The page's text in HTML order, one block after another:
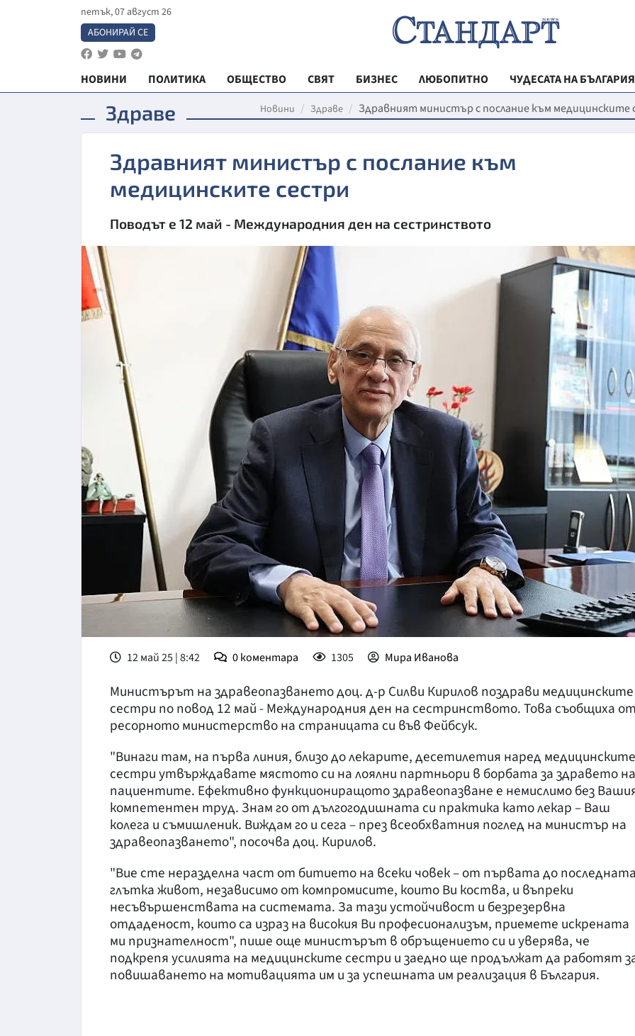
петък, 07 август 26
АБОНИРАЙ СЕ
НОВИНИ ПОЛИТИКА ОБЩЕСТВО СВЯТ БИЗНЕС ЛЮБОПИТНО
ЧУДЕСАТА НА БЪЛГАРИЯ
РЕГИОНАЛНИ
ВЕСТНИК
ТЕХНОЛОГИИ
ДА!НА
ДА! НА
КУЛТУРА
ПРАВОСЪДИЕ
КРИМИ
ВЯРА
ОБЯВИ
ВОЙНАТА В
ВРЕМЕТО
Здраве Новини Здраве Здравният министър с послание към медицинските
Здравният министър с послание към
медицинските сестри
Поводът е 12 май - Международния ден на сестринството
12 май 25 | 8:42 0коментара 1305 Мира Иванова
Министърът на здравеопазването доц. д-р Силви Кирилов поздрави медицинските
сестри по повод 12 май - Международния ден на сестринството. Това съобщиха
ресорното министерство на страницата си във Фейбсук.
"Винаги там, на първа линия, близо до лекарите, десетилетия наред медицинските
сестри утвърждавате мястото си на лоялни партньори в борбата за здравето на
пациентите. Ефективно функциониращото здравеопазване е немислимо без
компетентен труд. Знам го от дългогодишната си практика като лекар – Ваш
колега и съмишленик. Виждам го и сега – през всеобхватния поглед на министър на
здравеопазването", посочва доц. Кирилов.
"Вие сте неразделна част от битието на всеки човек – от първата до
глътка живот, независимо от компромисите, които Ви коства, и въпреки
несъвършенствата на системата. За тази устойчивост и безрезервна
отдаденост, които са израз на високия Ви професионализъм, приемете искрената
ми признателност", пише още министърът в обръщението си и уверява, че
подкрепя усилията на медицинските сестри и заедно ще продължат да работят
повишаването на мотивацията им и за успешната им реализация в България.